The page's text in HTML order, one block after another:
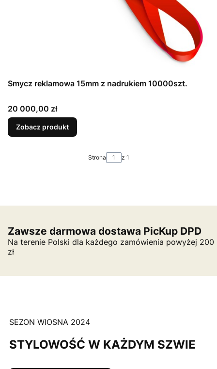
Smycz reklamowa 15mm z nadrukiem 10000szt.
Cena
20 000,00 zł
Zobacz produkt
Strona z 1
Zawsze darmowa dostawa PicKup DPD
Na terenie Polski dla każdego zamówienia powyżej 200
zł
SEZON WIOSNA 2024
STYLOWOŚĆ W KAŻDYM SZWIE